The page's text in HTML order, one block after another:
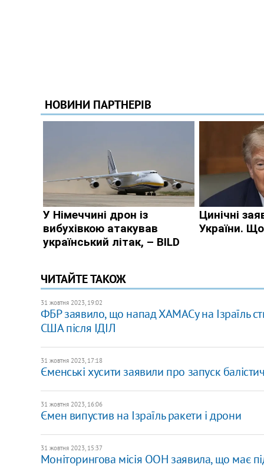
ЧИТАЙТЕ ТАКОЖ
31 жовтня 2023, 19:02
ФБР заявило, що напад ХАМАСу на Ізраїль
США після ІДІЛ
31 жовтня 2023, 17:18
Єменські хусити заявили про запуск
31 жовтня 2023, 16:06
Ємен випустив на Ізраїль ракети і дрони
31 жовтня 2023, 15:37
Моніторингова місія ООН заявила, що має